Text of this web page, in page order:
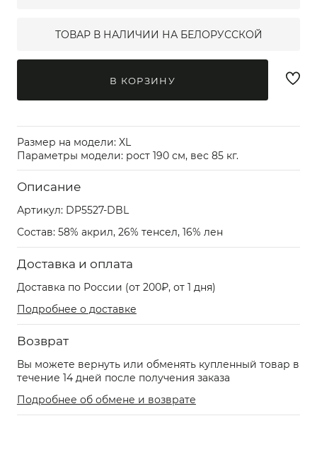
ТОВАР В НАЛИЧИИ НА БЕЛОРУССКОЙ
В КОРЗИНУ
Размер на модели: XL
Параметры модели: рост 190 см, вес 85 кг.
Описание
Артикул: DP5527-DBL
Состав: 58% акрил, 26% тенсел, 16% лен
Доставка и оплата
Доставка по России (от 200₽, от 1 дня)
Подробнее о доставке
Возврат
Вы можете вернуть или обменять купленный товар в
течение 14 дней после получения заказа
Подробнее об обмене и возврате